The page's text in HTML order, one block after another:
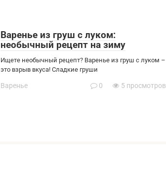
Варенье из груш с луком:
необычный рецепт на зиму
Ищете необычный рецепт? Варенье из груш с луком –
это взрыв вкуса! Сладкие груши
Варенье 0 5 просмотров